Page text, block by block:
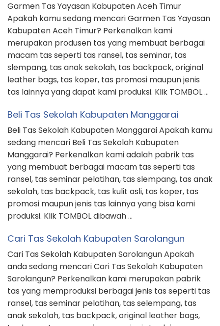
Garmen Tas Yayasan Kabupaten Aceh Timur
Apakah kamu sedang mencari Garmen Tas Yayasan
Kabupaten Aceh Timur? Perkenalkan kami
merupakan produsen tas yang membuat berbagai
macam tas seperti tas ransel, tas seminar, tas
slempang, tas anak sekolah, tas backpack, original
leather bags, tas koper, tas promosi maupun jenis
tas lainnya yang dapat kami produksi. Klik TOMBOL …
Beli Tas Sekolah Kabupaten Manggarai
Beli Tas Sekolah Kabupaten Manggarai Apakah kamu
sedang mencari Beli Tas Sekolah Kabupaten
Manggarai? Perkenalkan kami adalah pabrik tas
yang membuat berbagai macam tas seperti tas
ransel, tas seminar pelatihan, tas slempang, tas anak
sekolah, tas backpack, tas kulit asli, tas koper, tas
promosi maupun jenis tas lainnya yang bisa kami
produksi. Klik TOMBOL dibawah …
Cari Tas Sekolah Kabupaten Sarolangun
Cari Tas Sekolah Kabupaten Sarolangun Apakah
anda sedang mencari Cari Tas Sekolah Kabupaten
Sarolangun? Perkenalkan kami merupakan pabrik
tas yang memproduksi berbagai jenis tas seperti tas
ransel, tas seminar pelatihan, tas selempang, tas
anak sekolah, tas backpack, original leather bags,